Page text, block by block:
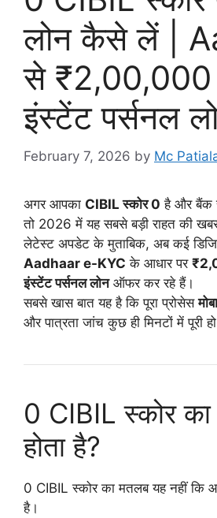
लोन कैसे लें |
से ₹2,00,000
इंस्टेंट पर्सनल
February 7, 2026 by Mc
अगर आपका CIBIL स्कोर 0 है और बैंक
तो 2026 में यह सबसे बड़ी राहत की खबर
लेटेस्ट अपडेट के मुताबिक, अब कई
Aadhaar e-KYC के आधार पर
इंस्टेंट पर्सनल लोनऑफर कर रहे हैं।
सबसे खास बात यह है कि पूरा प्रोसेस
और पात्रता जांच कुछ ही मिनटों में पूरी
0 CIBIL स्कोर
होता है?
0 CIBIL स्कोर का मतलब यह नहीं कि
है।